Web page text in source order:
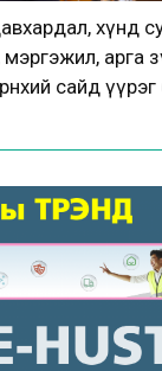
хүнд
арга
сайд